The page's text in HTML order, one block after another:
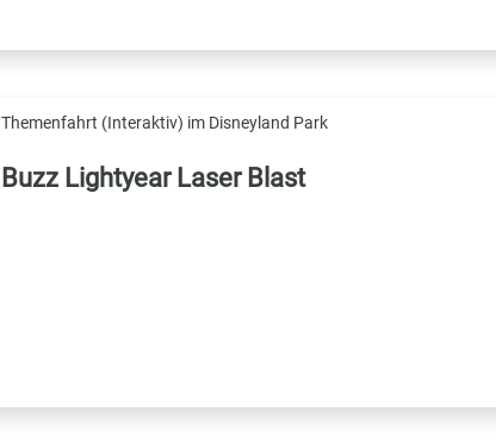
Themenfahrt (Interaktiv) im Disneyland Park
Buzz Lightyear Laser Blast